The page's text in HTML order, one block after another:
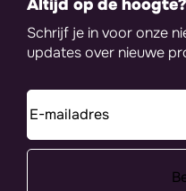
Altijd op de hoogte?
Schrijf je in voor onze
updates over nieuwe